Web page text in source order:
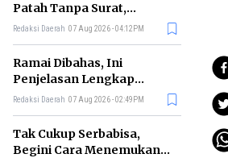
Patah Tanpa Surat,
Ternyata Tetap Bisa!
Redaksi Daerah 07 Aug 2026 - 04:12PM
Ramai Dibahas, Ini
Penjelasan Lengkap
tentang Konsep Kabinet
Redaksi Daerah 07 Aug 2026 - 02:49PM
Tak Cukup Serbabisa,
Begini Cara Menemukan